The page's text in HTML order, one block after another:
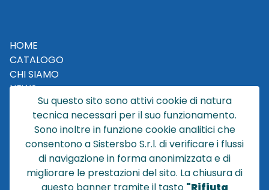
HOME
CATALOGO
CHI SIAMO
NEWS
CONTATTACI
CONDIZIONI DI VENDITA
POLICY PRIVACY
NOTE LEGALI
Cookie
Su questo sito sono attivi cookie di natura
tecnica necessari per il suo funzionamento.
Sono inoltre in funzione cookie analitici che
consentono a Sistersbo S.r.l. di verificare i flussi
di navigazione in forma anonimizzata e di
migliorare le prestazioni del sito. La chiusura di